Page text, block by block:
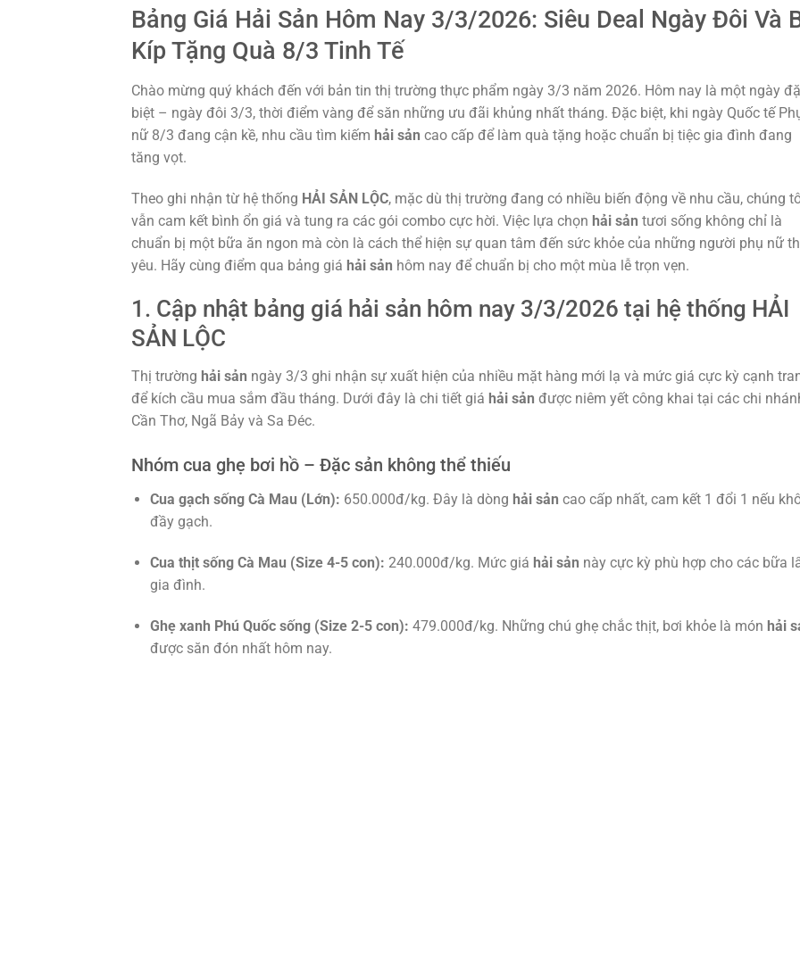
Bảng Giá Hải Sản Hôm Nay 3/3/2026: Siêu Deal Ngày Đôi Và
Kíp Tặng Quà 8/3 Tinh Tế
Chào mừng quý khách đến với bản tin thị trường thực phẩm ngày 3/3 năm 2026. Hôm nay là một ngày
biệt – ngày đôi 3/3, thời điểm vàng để săn những ưu đãi khủng nhất tháng. Đặc biệt, khi ngày Quốc tế
nữ 8/3 đang cận kề, nhu cầu tìm kiếm hải sản cao cấp để làm quà tặng hoặc chuẩn bị tiệc gia đình đang
tăng vọt.
Theo ghi nhận từ hệ thống HẢI SẢN LỘC, mặc dù thị trường đang có nhiều biến động về nhu cầu, chúng
vẫn cam kết bình ổn giá và tung ra các gói combo cực hời. Việc lựa chọn hải sản tươi sống không chỉ là
chuẩn bị một bữa ăn ngon mà còn là cách thể hiện sự quan tâm đến sức khỏe của những người phụ nữ
yêu. Hãy cùng điểm qua bảng giá hải sản hôm nay để chuẩn bị cho một mùa lễ trọn vẹn.
1. Cập nhật bảng giá hải sản hôm nay 3/3/2026 tại hệ thống HẢI
SẢN LỘC
Thị trường hải sản ngày 3/3 ghi nhận sự xuất hiện của nhiều mặt hàng mới lạ và mức giá cực kỳ cạnh
để kích cầu mua sắm đầu tháng. Dưới đây là chi tiết giá hải sản được niêm yết công khai tại các chi
Cần Thơ, Ngã Bảy và Sa Đéc.
Nhóm cua ghẹ bơi hồ – Đặc sản không thể thiếu
Cua gạch sống Cà Mau (Lớn): 650.000đ/kg. Đây là dòng hải sản cao cấp nhất, cam kết 1 đổi 1 nếu
đầy gạch.
Cua thịt sống Cà Mau (Size 4-5 con): 240.000đ/kg. Mức giá hải sản này cực kỳ phù hợp cho các bữa
gia đình.
Ghẹ xanh Phú Quốc sống (Size 2-5 con): 479.000đ/kg. Những chú ghẹ chắc thịt, bơi khỏe là món hải
được săn đón nhất hôm nay.